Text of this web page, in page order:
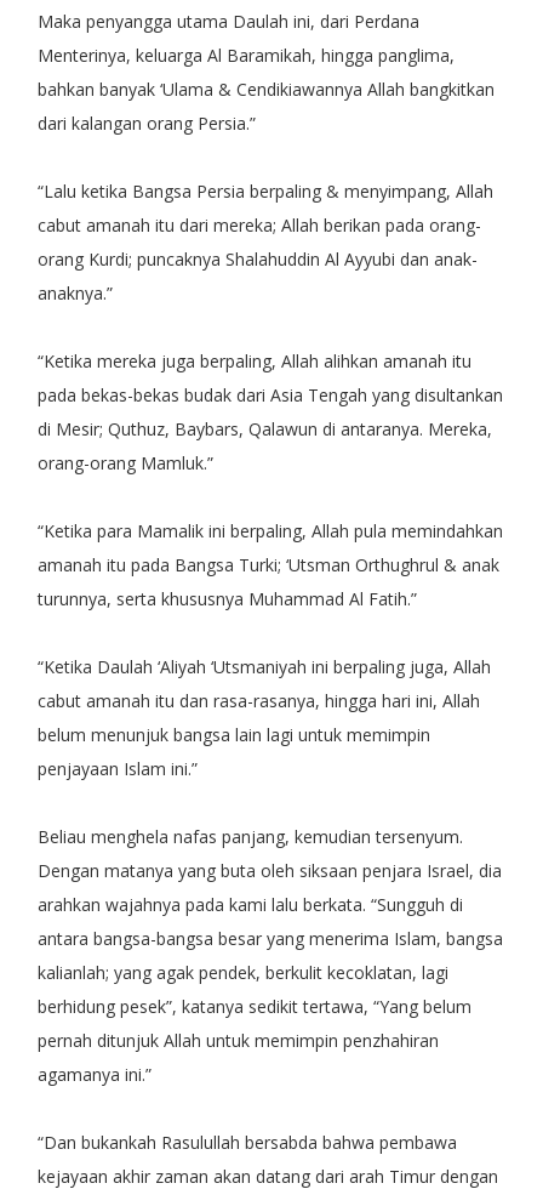
Maka penyangga utama Daulah ini, dari Perdana
Menterinya, keluarga Al Baramikah, hingga panglima,
bahkan banyak ‘Ulama & Cendikiawannya Allah bangkitkan
dari kalangan orang Persia.”
“Lalu ketika Bangsa Persia berpaling & menyimpang, Allah
cabut amanah itu dari mereka; Allah berikan pada orang-
orang Kurdi; puncaknya Shalahuddin Al Ayyubi dan anak-
anaknya.”
“Ketika mereka juga berpaling, Allah alihkan amanah itu
pada bekas-bekas budak dari Asia Tengah yang disultankan
di Mesir; Quthuz, Baybars, Qalawun di antaranya. Mereka,
orang-orang Mamluk.”
“Ketika para Mamalik ini berpaling, Allah pula memindahkan
amanah itu pada Bangsa Turki; ‘Utsman Orthughrul & anak
turunnya, serta khususnya Muhammad Al Fatih.”
“Ketika Daulah ‘Aliyah ‘Utsmaniyah ini berpaling juga, Allah
cabut amanah itu dan rasa-rasanya, hingga hari ini, Allah
belum menunjuk bangsa lain lagi untuk memimpin
penjayaan Islam ini.”
Beliau menghela nafas panjang, kemudian tersenyum.
Dengan matanya yang buta oleh siksaan penjara Israel, dia
arahkan wajahnya pada kami lalu berkata. “Sungguh di
antara bangsa-bangsa besar yang menerima Islam, bangsa
kalianlah; yang agak pendek, berkulit kecoklatan, lagi
berhidung pesek”, katanya sedikit tertawa, “Yang belum
pernah ditunjuk Allah untuk memimpin penzhahiran
agamanya ini.”
“Dan bukankah Rasulullah bersabda bahwa pembawa
kejayaan akhir zaman akan datang dari arah Timur dengan